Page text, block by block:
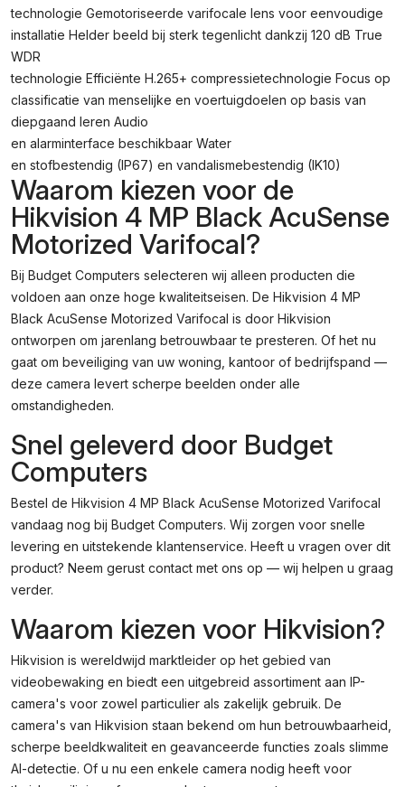
technologie Gemotoriseerde varifocale lens voor eenvoudige
installatie Helder beeld bij sterk tegenlicht dankzij 120 dB True
WDR
technologie Efficiënte H.265+ compressietechnologie Focus op
classificatie van menselijke en voertuigdoelen op basis van
diepgaand leren Audio
en alarminterface beschikbaar Water
en stofbestendig (IP67) en vandalismebestendig (IK10)
Waarom kiezen voor de
Hikvision 4 MP Black AcuSense
Motorized Varifocal?
Bij Budget Computers selecteren wij alleen producten die
voldoen aan onze hoge kwaliteitseisen. De Hikvision 4 MP
Black AcuSense Motorized Varifocal is door Hikvision
ontworpen om jarenlang betrouwbaar te presteren. Of het nu
gaat om beveiliging van uw woning, kantoor of bedrijfspand —
deze camera levert scherpe beelden onder alle
omstandigheden.
Snel geleverd door Budget
Computers
Bestel de Hikvision 4 MP Black AcuSense Motorized Varifocal
vandaag nog bij Budget Computers. Wij zorgen voor snelle
levering en uitstekende klantenservice. Heeft u vragen over dit
product? Neem gerust contact met ons op — wij helpen u graag
verder.
Waarom kiezen voor Hikvision?
Hikvision is wereldwijd marktleider op het gebied van
videobewaking en biedt een uitgebreid assortiment aan IP-
camera's voor zowel particulier als zakelijk gebruik. De
camera's van Hikvision staan bekend om hun betrouwbaarheid,
scherpe beeldkwaliteit en geavanceerde functies zoals slimme
AI-detectie. Of u nu een enkele camera nodig heeft voor